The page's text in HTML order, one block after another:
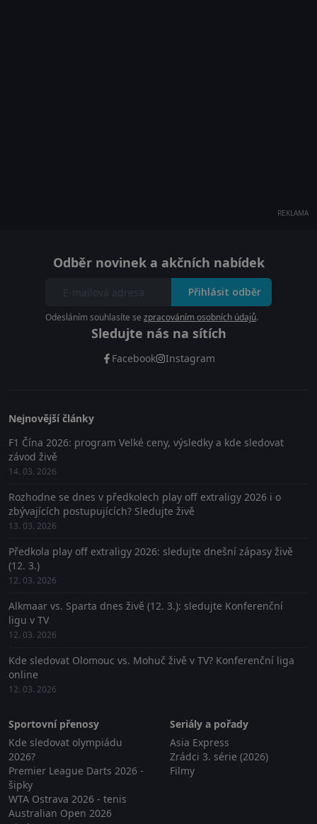
REKLAMA
Odběr novinek a akčních nabídek
Přihlásit odběr
Odesláním souhlasíte se zpracováním osobních údajů.
Sledujte nás na sítích
Facebook Instagram
Nejnovější články
F1 Čína 2026: program Velké ceny, výsledky a kde sledovat
závod živě
14. 03. 2026
Rozhodne se dnes v předkolech play off extraligy 2026 i o
zbývajících postupujících? Sledujte živě
13. 03. 2026
Předkola play off extraligy 2026: sledujte dnešní zápasy živě
(12. 3.)
12. 03. 2026
Alkmaar vs. Sparta dnes živě (12. 3.): sledujte Konferenční
ligu v TV
12. 03. 2026
Kde sledovat Olomouc vs. Mohuč živě v TV? Konferenční liga
online
12. 03. 2026
Sportovní přenosy
Kde sledovat olympiádu
2026?
Premier League Darts 2026 -
šipky
WTA Ostrava 2026 - tenis
Australian Open 2026
Seriály a pořady
Asia Express
Zrádci 3. série (2026)
Filmy